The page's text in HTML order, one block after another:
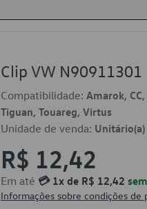
Clip VW N90911301
Compatibilidade: Amarok,
Tiguan, Touareg, Virtus
Unidade de venda: Unitário(a)
R$ 12,42
Em até 💳 1x de R$ 12,42
Informações sobre condições de